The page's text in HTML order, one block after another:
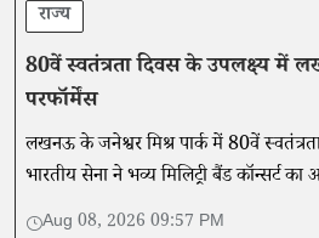
राज्य
80वें स्वतंत्रता दिवस के उपलक्ष्य में लखनऊ में मिलिट्री बैंड
परफॉर्मेंस
लखनऊ के जनेश्वर मिश्र पार्क में 80वें
भारतीय सेना ने भव्य मिलिट्री बैंड कॉन्सर्ट
ने दर्शकों का दिल जीता।
Aug 08, 2026 09:57 PM